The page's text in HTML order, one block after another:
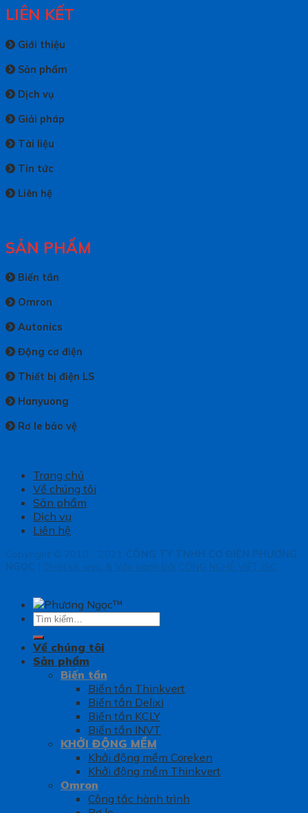
LIÊN KẾT
Giới thiệu
Sản phẩm
Dịch vụ
Giải pháp
Tài liệu
Tin tức
Liên hệ
SẢN PHẨM
Biến tần
Omron
Autonics
Động cơ điện
Thiết bị điện LS
Hanyuong
Rơ le bảo vệ
Trang chủ
Về chúng tôi
Sản phẩm
Dịch vụ
Liên hệ
Copyright © 2010 - 2021 CÔNG TY TNHH CƠ ĐIỆN PHƯƠNG
NGỌC | Thiết kế web & Vận hành bởi CÔNG NGHỆ VIỆT JSC
Tìm
Về chúng tôi
Sản phẩm
Biến tần
Biến tần Thinkvert
Biến tần Delixi
Biến tần KCLY
Biến tần INVT
KHỞI ĐỘNG MỀM
Khởi động mềm Coreken
Khởi động mềm Thinkvert
Omron
Công tắc hành trình